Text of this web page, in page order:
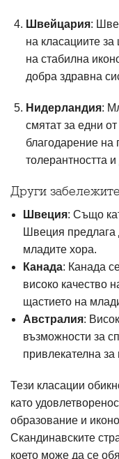
Швейцария:
на класациите
на стабилна
добра здравна
Нидерландия:
смятат за едни
благодарение на
толерантността
Други
Швеция: Също
Швеция предлага
младите хора.
Канада: Канада
високо качество
щастието на
Австралия:
възможности за
привлекателна
Тези класации
като
образование и
Скандинавските
което може да се